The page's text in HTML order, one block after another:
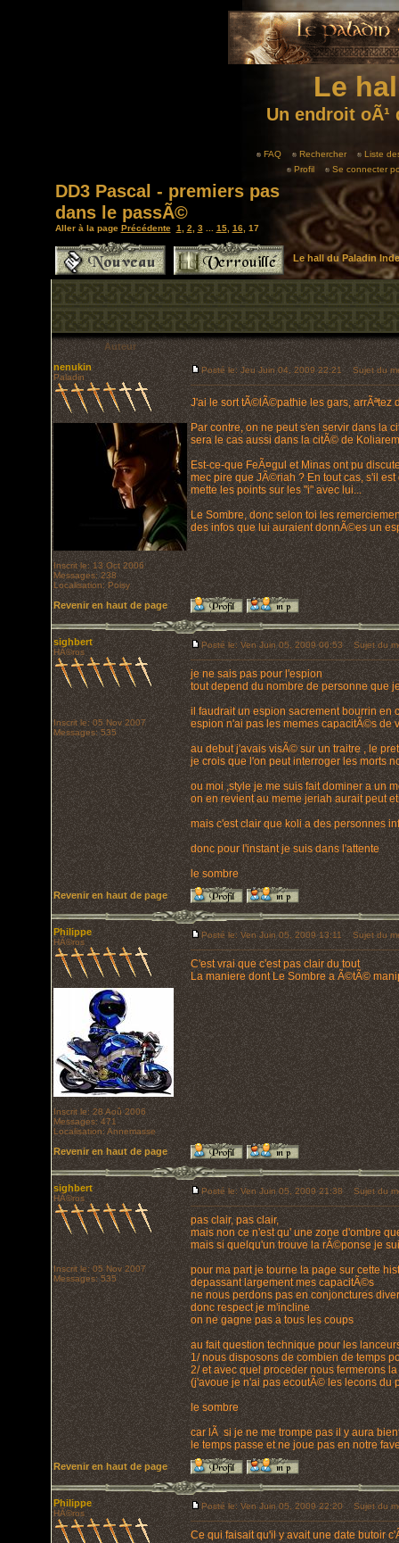
Le
Un endroit
FAQ Rechercher
Liste
Profil
Se connecter
DD3 Pascal - premiers pas
dans le passÃ©
Aller à la page Précédente 1 2 3 15, 16, 17
Le hall du Paladin
Auteur
nenukin
Paladin
Inscrit le: 13 Oct 2006
Messages: 238
Localisation: Poisy
Posté le: Jeu Juin 04, 2009 22:21 Sujet du
J'ai le sort tÃ©lÃ©pathie les gars, arrÃªtez
Par contre, on ne peut s'en servir dans la
sera le cas aussi dans la citÃ© de
Est-ce-que FeÃ¤gul et Minas ont pu
mec pire que JÃ©riah ? En tout cas, s'il
mette les points sur les "i" avec lui...
Le Sombre, donc selon toi les
des infos que lui auraient donnÃ©es un
Revenir en haut de page
sighbert
HÃ©ros
Inscrit le: 05 Nov 2007
Messages: 535
Posté le: Ven Juin 05, 2009 06:53 Sujet du
je ne sais pas pour l'espion
tout depend du nombre de personne que
il faudrait un espion sacrement bourrin en
espion n'ai pas les memes capacitÃ©s de
au debut j'avais visÃ© sur un traitre , le
je crois que l'on peut interroger les morts
ou moi ,style je me suis fait dominer a un
on en revient au meme jeriah aurait peut
mais c'est clair que koli a des personnes
donc pour l'instant je suis dans l'attente
le sombre
Revenir en haut de page
Philippe
HÃ©ros
Inscrit le: 28 Aoû 2006
Messages: 471
Localisation: Annemasse
Posté le: Ven Juin 05, 2009 13:11 Sujet du
C'est vrai que c'est pas clair du tout
La maniere dont Le Sombre a Ã©tÃ©
Revenir en haut de page
sighbert
HÃ©ros
Inscrit le: 05 Nov 2007
Messages: 535
Posté le: Ven Juin 05, 2009 21:38 Sujet du
pas clair, pas clair,
mais non ce n'est qu' une zone d'ombre
mais si quelqu'un trouve la rÃ©ponse je
pour ma part je tourne la page sur cette
depassant largement mes capacitÃ©s
ne nous perdons pas en conjonctures
donc respect je m'incline
on ne gagne pas a tous les coups
au fait question technique pour les
1/ nous disposons de combien de temps
2/ et avec quel proceder nous fermerons la
(j'avoue je n'ai pas ecoutÃ© les lecons du
le sombre
car lÃ si je ne me trompe pas il y aura
le temps passe et ne joue pas en notre
Revenir en haut de page
Philippe
HÃ©ros
Posté le: Ven Juin 05, 2009 22:20 Sujet du
Ce qui faisait qu'il y avait une date butoir